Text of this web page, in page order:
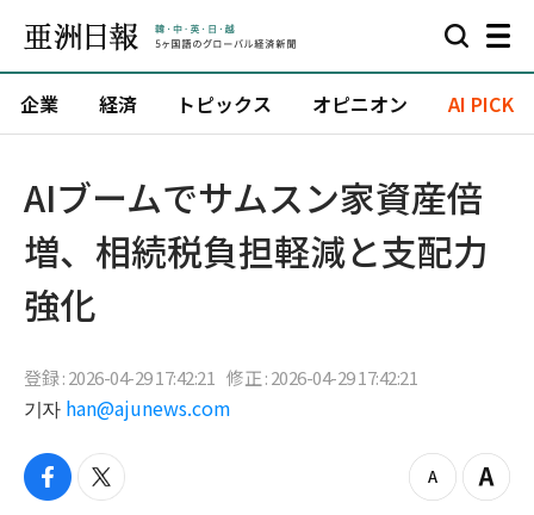
企業 経済 トピックス オピニオン AI PICK
AIブームでサムスン家資産倍
増、相続税負担軽減と支配力
強化
登録 : 2026-04-29 17:42:21 修正 : 2026-04-29 17:42:21
기자 han@ajunews.com
f
t
z
Z